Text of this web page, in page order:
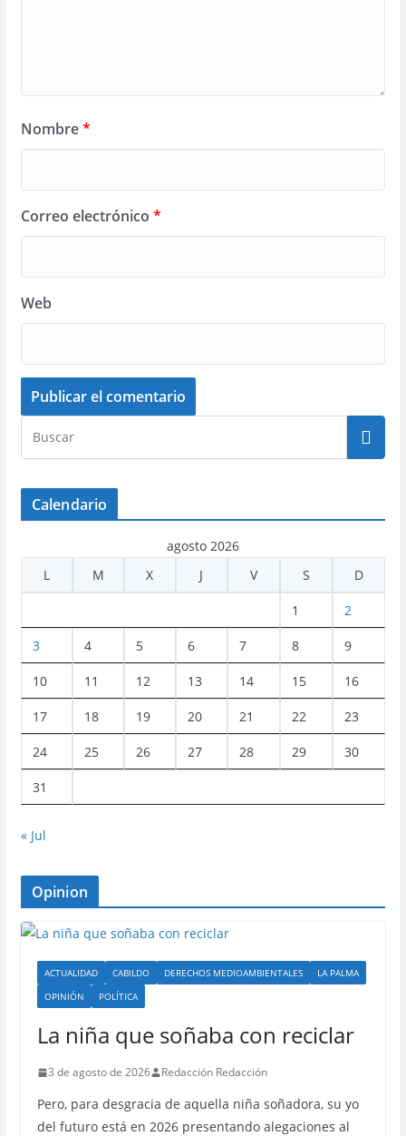
Nombre*
Correo electrónico *
Web
Calendario
agosto 2026
L
M X J V S D
1 2
3 4 5 6 7 8 9
10 11 12 13 14 15 16
17 18 19 20 21 22 23
24 25 26 27 28 29 30
31
« Jul
Opinion
ACTUALIDAD CABILDO DERECHOS MEDIOAMBIENTALES
LA PALMA
OPINIÓN
POLÍTICA
La niña que soñaba con reciclar
3 de agosto de 2026 Redacción Redacción
Pero, para desgracia de aquella niña soñadora, su yo
del futuro está en 2026 presentando alegaciones al